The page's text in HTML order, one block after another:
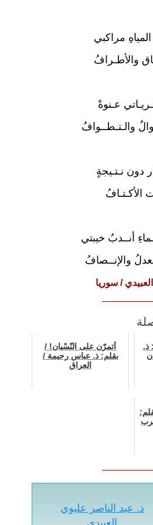
مراكبي
والأطـرافُ
عـنوةً
والـتـطــوافُ
دون نـتـيجةٍ
الأكـتـافُ
أنــدبُ خيبتي
والإنــصافُ
/ سوريا
ذ.
أتمرّن علی النّسْيان! /
بقلم: ذ. عباس رحيمة /
العراق
ذ. عبد الناصر عليوي
العبيدي